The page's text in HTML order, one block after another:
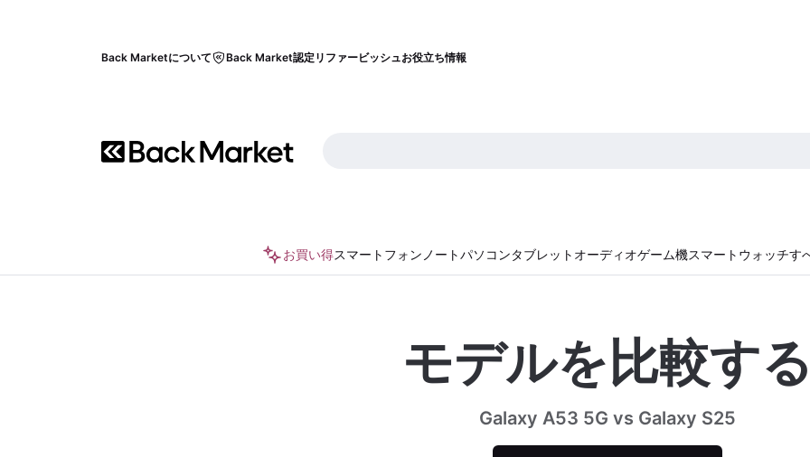
Back Marketについて Back Market認定リファービッシュお役立ち情報
お買い得スマートフォン ノートパソコンタブレット オーディオゲーム機スマートウォッチす
モデルを比較す
Galaxy A53 5G vs Galaxy S25